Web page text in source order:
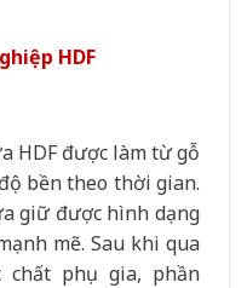
HDF
HDF được làm từ gỗ
bền theo thời gian.
giữ được hình dạng
mẽ. Sau khi qua
chất phụ gia, phần